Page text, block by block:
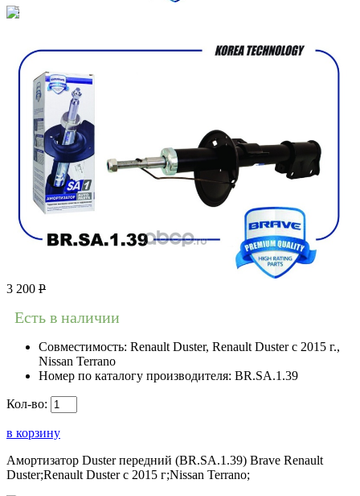
3 200 Р
Есть в наличии
Совместимость: Renault Duster, Renault Duster с 2015 г.,
Nissan Terrano
Номер по каталогу производителя: BR.SA.1.39
Кол-во:
в корзину
Амортизатор Duster передний (BR.SA.1.39) Brave Renault
Duster;Renault Duster с 2015 г;Nissan Terrano;